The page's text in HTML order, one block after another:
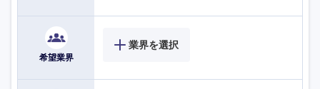
希望業界
業界を選択